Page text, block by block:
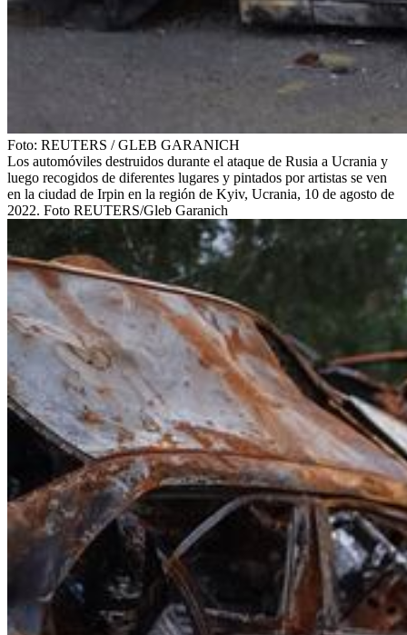
Foto: REUTERS /GLEB GARANICH
Los automóviles destruidos durante el ataque de Rusia a Ucrania y
luego recogidos de diferentes lugares y pintados por artistas se ven
en la ciudad de Irpin en la región de Kyiv, Ucrania, 10 de agosto de
2022. Foto REUTERS/Gleb Garanich